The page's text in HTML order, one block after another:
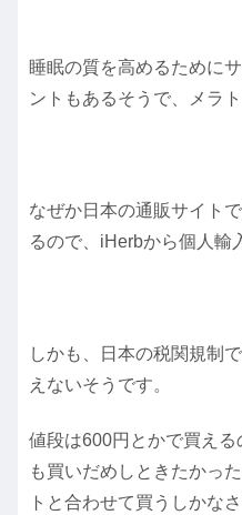
睡眠の質を高めるために
ントもあるそうで、メラ
なぜか日本の通販サイト
るので、iHerbから個人輸
しかも、日本の税関規制
えないそうです。
値段は600円とかで買え
も買いだめしときたかっ
トと合わせて買うしかな